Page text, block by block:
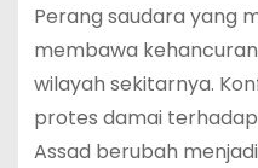
Perang saudara yang
membawa
wilayah sekitarnya.
protes damai
Assad berubah